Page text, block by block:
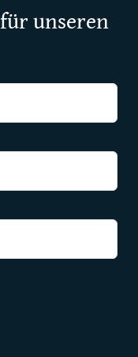
unseren